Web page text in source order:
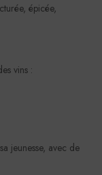
épicée,
vins :
jeunesse, avec de